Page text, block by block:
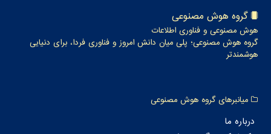
گروه هوش مصنوعی
هوش مصنوعی و فناوری اطلاعات
گروه هوش مصنوعی؛ پلی میان دانش امروز و فناوری فردا، برای دنیایی
هوشمندتر
میانبرهای گروه هوش مصنوعی
درباره ما